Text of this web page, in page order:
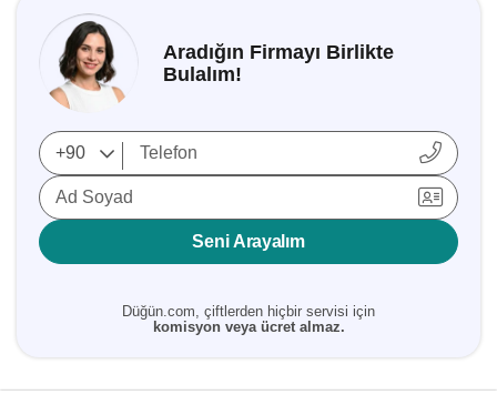
Aradığın Firmayı Birlikte
Bulalım!
Ad Soyad
Seni Arayalım
Düğün.com, çiftlerden hiçbir servisi için
komisyon veya ücret almaz.